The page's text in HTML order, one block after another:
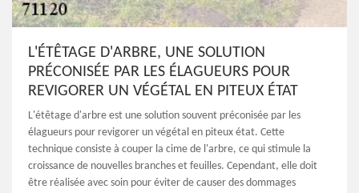
L'ÉTÊTAGE D'ARBRE, UNE SOLUTION
PRÉCONISÉE PAR LES ÉLAGUEURS POUR
REVIGORER UN VÉGÉTAL EN PITEUX ÉTAT
L'étêtage d'arbre est une solution souvent préconisée par les
élagueurs pour revigorer un végétal en piteux état. Cette
technique consiste à couper la cime de l'arbre, ce qui stimule la
croissance de nouvelles branches et feuilles. Cependant, elle doit
être réalisée avec soin pour éviter de causer des dommages